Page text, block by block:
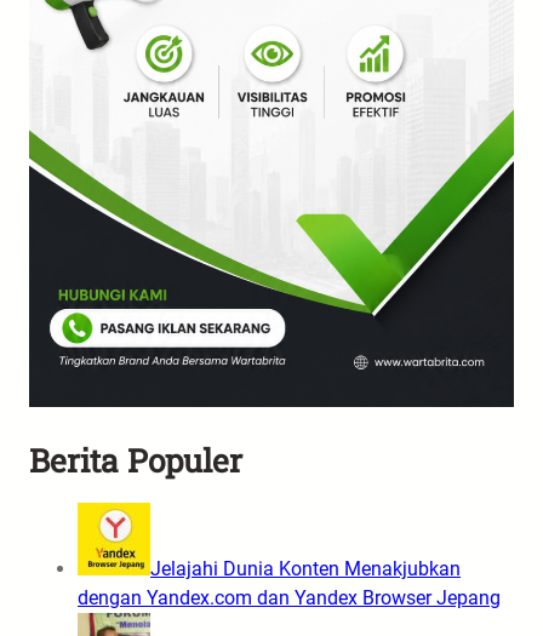
Berita Populer
Jelajahi Dunia Konten Menakjubkan
dengan Yandex.com dan Yandex Browser Jepang